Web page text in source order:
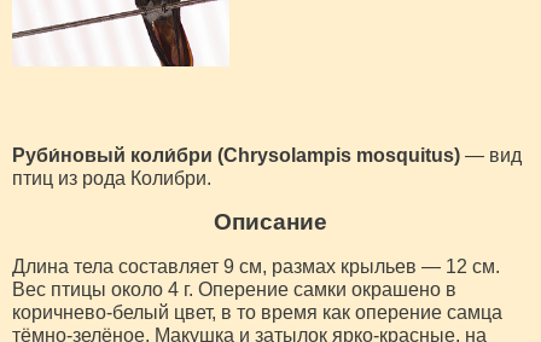
Руби́новый коли́бри (Chrysolampis mosquitus) — вид
птиц из рода Колибри.
Описание
Длина тела составляет 9 см, размах крыльев — 12 см.
Вес птицы около 4 г. Оперение самки окрашено в
коричнево-белый цвет, в то время как оперение самца
тёмно-зелёное. Макушка и затылок ярко-красные, на